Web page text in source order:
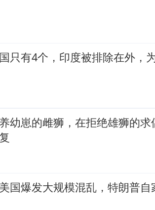
只有4个，印度被排除在外，
幼崽的雌狮，在拒绝雄狮的求
国爆发大规模混乱，特朗普自